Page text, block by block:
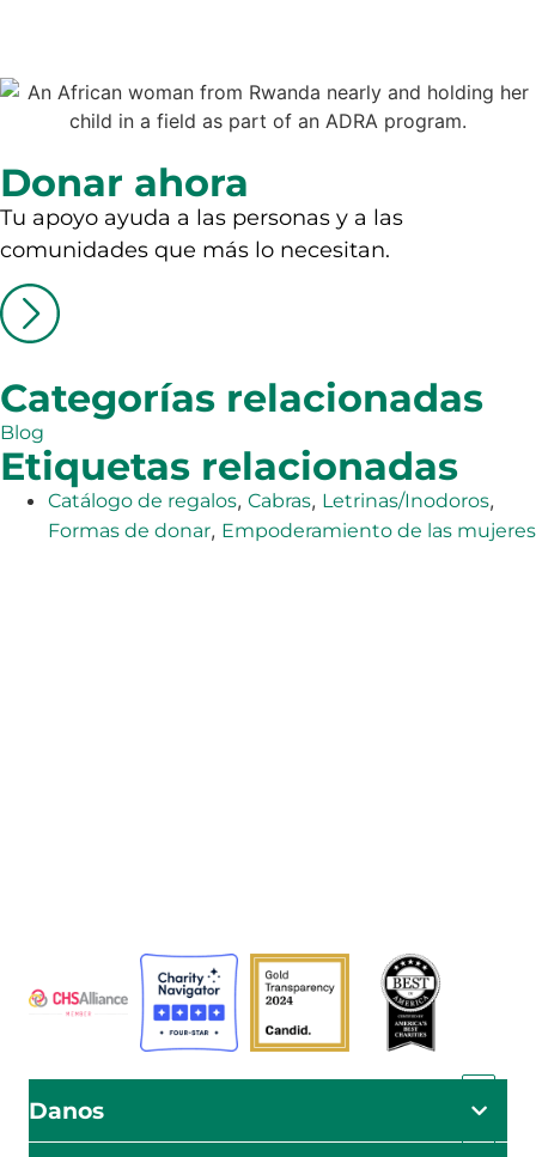
Donar ahora
Tu apoyo ayuda a las personas y a las
comunidades que más lo necesitan.
Categorías relacionadas
Blog
Etiquetas relacionadas
Catálogo de regalos, Cabras, Letrinas/Inodoros,
Formas de donar, Empoderamiento de las mujeres
Danos